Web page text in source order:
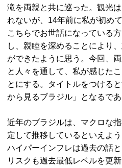
滝を両親と共に巡った。観光
れないが、14年前に私が初め
こちらでお世話になっている
し、親睦を深めることにより
ができたように思う。今回、
と人々を通して、私が感じた
とにする。タイトルをつける
から見るブラジル」となるであ
近年のブラジルは、マクロな
定して推移しているといえよ
ハイパーインフレは過去の話
リスクも過去最低レベルを更